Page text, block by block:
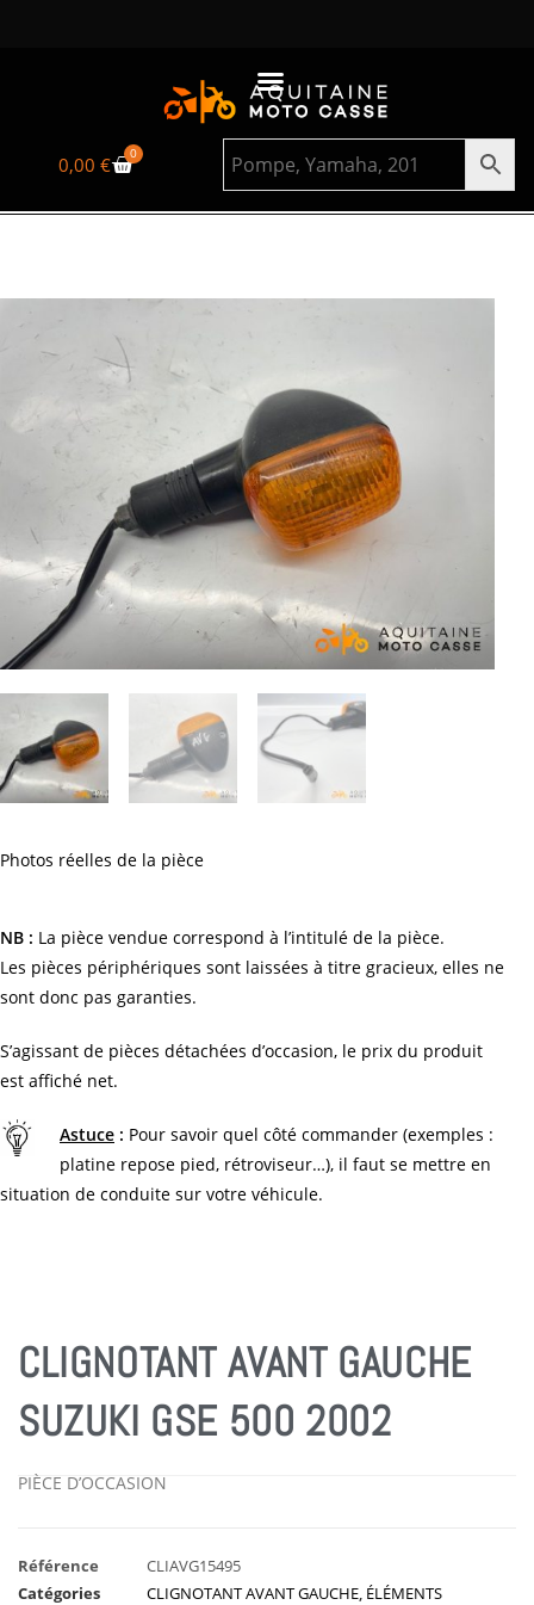
0,00€ 0
Photos réelles de la pièce
NB : La pièce vendue correspond à l’intitulé de la pièce.
Les pièces périphériques sont laissées à titre gracieux, elles ne
sont donc pas garanties.
S’agissant de pièces détachées d’occasion, le prix du produit
est affiché net.
Astuce : Pour savoir quel côté commander (exemples :
platine repose pied, rétroviseur…), il faut se mettre en
situation de conduite sur votre véhicule.
CLIGNOTANT AVANT GAUCHE
SUZUKI GSE 500 2002
PIÈCE D’OCCASION
Référence
CLIAVG15495
Catégories
CLIGNOTANT AVANT GAUCHE ÉLÉMENTS